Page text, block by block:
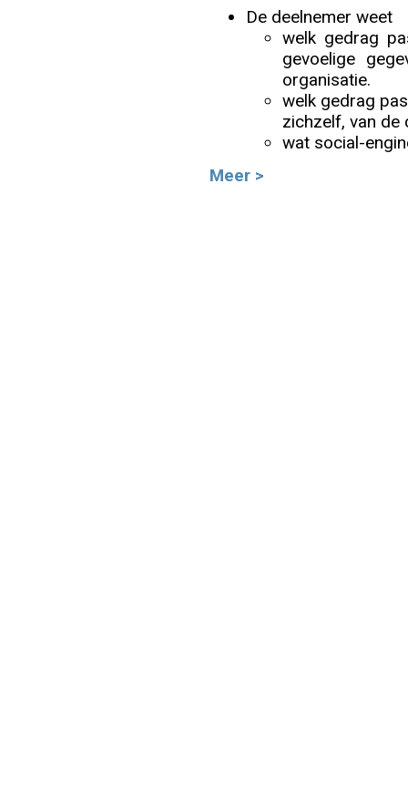
De deelnemer weet
welk gedrag
gevoelige
organisatie.
welk gedrag
zichzelf, van de
wat social-
Meer >